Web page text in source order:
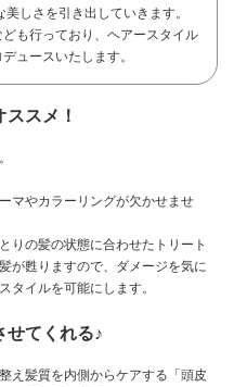
しさを引き出していきます。
も行っており、ヘアースタイル
ュースいたします。
スメ！
マやカラーリングが欠かせませ
りの髪の状態に合わせたトリート
が甦りますので、ダメージを気に
タイルを可能にします。
せてくれる♪
え髪質を内側からケアする「頭皮